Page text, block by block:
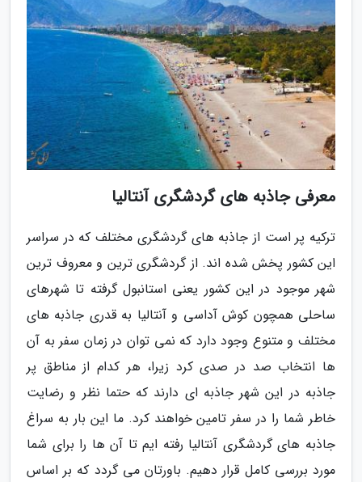
معرفی جاذبه های گردشگری آنتالیا
ترکیه پر است از جاذبه های گردشگری مختلف که در سراسر
این کشور پخش شده اند. از گردشگری ترین و معروف ترین
شهر موجود در این کشور یعنی استانبول گرفته تا شهرهای
ساحلی همچون کوش آداسی و آنتالیا به قدری جاذبه های
مختلف و متنوع وجود دارد که نمی توان در زمان سفر به آن
ها انتخاب صد در صدی کرد زیرا، هر کدام از مناطق پر
جاذبه در این شهر جاذبه ای دارند که حتما نظر و رضایت
خاطر شما را در سفر تامین خواهند کرد. ما این بار به سراغ
جاذبه های گردشگری آنتالیا رفته ایم تا آن ها را برای شما
مورد بررسی کامل قرار دهیم. باورتان می گردد که بر اساس